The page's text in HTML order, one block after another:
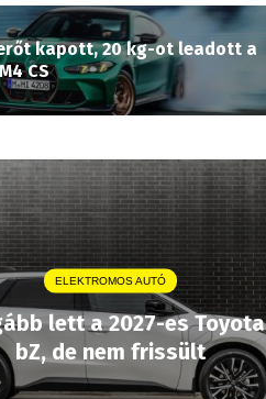
kapott, 20 kg-ot leadott a
CS
ELEKTROMOS AUTÓ
lett a 2027-es Toyota
bZ, de nem frissült